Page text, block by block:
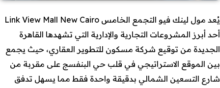
يُعد مول لينك فيو التجمع الخامس Link View Mall New Cairo
أحد أبرز المشروعات التجارية والإدارية التي تشهدها القاهرة
الجديدة من توقيع شركة مسكون للتطوير العقاري، حيث يجمع
بين الموقع الاستراتيجي في قلب حي البنفسج على مقربة من
شارع التسعين الشمالي بدقيقة واحدة فقط مما يسهل تدفق